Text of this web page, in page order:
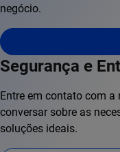
negócio.
Segurança e
Entre em contato com
conversar sobre as
soluções ideais.